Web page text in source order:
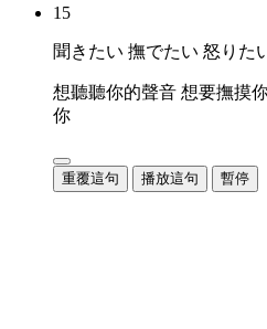
15
聞きたい 撫でたい 怒りた
想聽聽你的聲音 想要撫摸
你
重覆這句 播放這句 暫停